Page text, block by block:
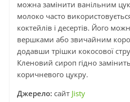
можна замінити ванільним
молоко часто
коктейлів і десертів. Його
вершками або звичайним
додавши трішки кокосової
Кленовий сироп гідно
коричневого цукру.
Джерело: сайт Jisty